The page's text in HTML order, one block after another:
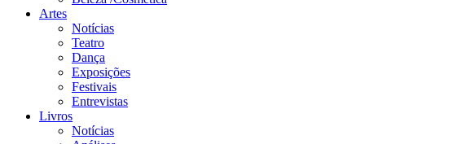
Artes
Notícias
Teatro
Dança
Exposições
Festivais
Entrevistas
Livros
Notícias